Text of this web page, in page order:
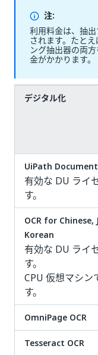
注:
利用料金は、抽
されます。たと
ング抽出器の両
金がかかります。
デジタル化
UiPath Document
有効な DU ライ
す。
OCR for Chinese,
Korean
有効な DU ライ
す。
CPU 仮想マシン
す。
OmniPage OCR
Tesseract OCR